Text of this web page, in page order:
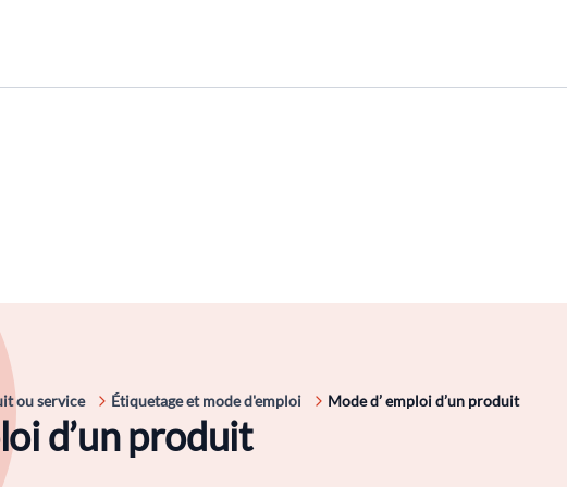
ou service Étiquetage et mode d'emploi Mode d’ emploi d’un produit
d’un produit